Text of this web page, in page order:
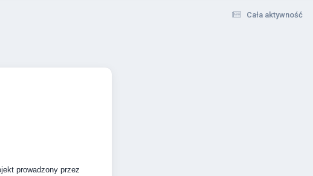
Cała aktywność
prowadzony przez